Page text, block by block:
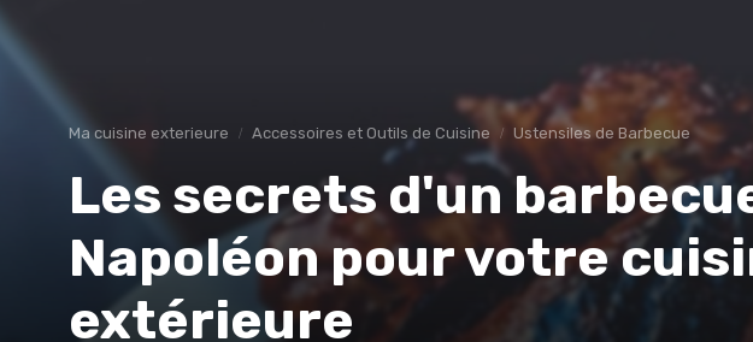
Ma cuisine exterieure Accessoires et Outils de Cuisine Ustensiles de Barbecue
Les secrets d'un
Napoléon pour votre
extérieure